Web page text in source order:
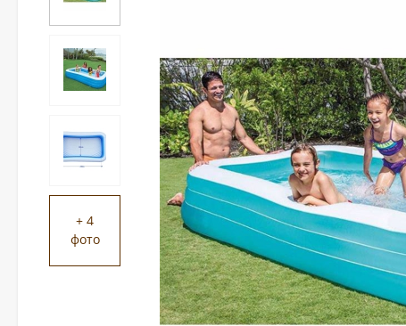
+ 4
фото